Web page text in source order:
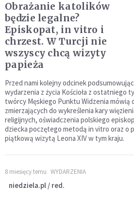
Obrażanie katolików
będzie legalne?
Episkopat, in vitro i
chrzest. W Turcji nie
wszyscy chcą wizyty
papieża
Przed nami kolejny odcinek
wydarzenia z życia Kościoła z ostatniego
twórcy Męskiego Punktu Widzenia mówią
zmierzających do wykreślenia kary
religijnych, oświadczenia polskiego
dziecka poczętego metodą in vitro oraz o
piątkową wizytą Leona XIV w tym kraju.
8 miesięcy temu WYDARZENIA
niedziela.pl / red.